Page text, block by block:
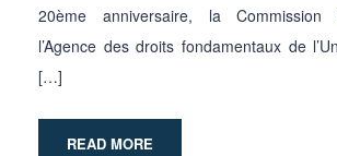
20ème anniversaire, la Commission
l’Agence des droits fondamentaux de
[…]
READ MORE